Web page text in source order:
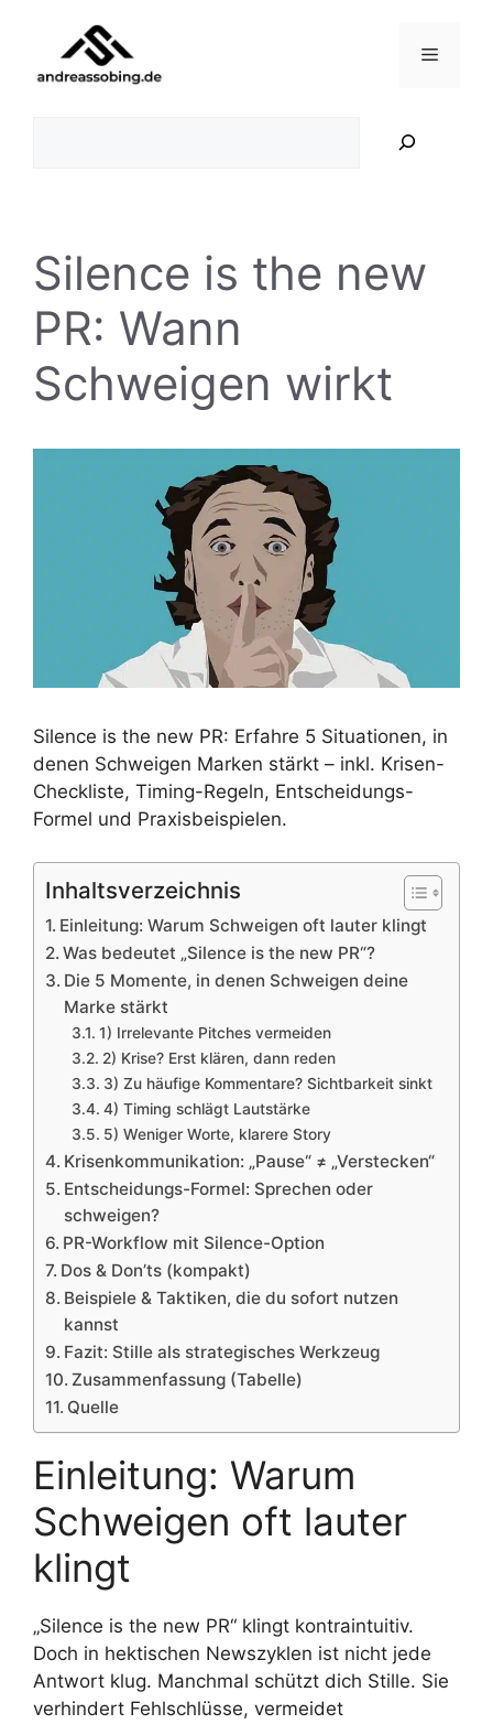
springen
Menü
Silence is the new
PR: Wann
Schweigen wirkt
Silence is the new PR: Erfahre 5 Situationen, in
denen Schweigen Marken stärkt – inkl. Krisen-
Checkliste, Timing-Regeln, Entscheidungs-
Formel und Praxisbeispielen.
Inhaltsverzeichnis
Einleitung: Warum Schweigen oft lauter klingt
Was bedeutet „Silence is the new PR“?
Die 5 Momente, in denen Schweigen deine
Marke stärkt
1) Irrelevante Pitches vermeiden
2) Krise? Erst klären, dann reden
3) Zu häufige Kommentare? Sichtbarkeit sinkt
4) Timing schlägt Lautstärke
5) Weniger Worte, klarere Story
Krisenkommunikation: „Pause“ ≠ „Verstecken“
Entscheidungs-Formel: Sprechen oder
schweigen?
PR-Workflow mit Silence-Option
Dos & Don’ts (kompakt)
Beispiele & Taktiken, die du sofort nutzen
kannst
Fazit: Stille als strategisches Werkzeug
Zusammenfassung (Tabelle)
Quelle
Einleitung: Warum
Schweigen oft lauter
klingt
„Silence is the new PR“ klingt kontraintuitiv.
Doch in hektischen Newszyklen ist nicht jede
Antwort klug. Manchmal schützt dich Stille. Sie
verhindert Fehlschlüsse, vermeidet